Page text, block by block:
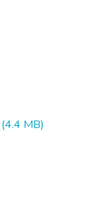
(4.4 MB)